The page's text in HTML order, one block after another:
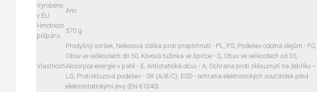
Vyrobeno
v EU
Ano
Hmotnost
půlpáru
570 g
Vlastnosti
Prodyšný svršek, Nekovová stélka proti propíchnutí - PL, PS, Podešev odolná olejům - FO,
Obuv ve velikostech do 50, Kovová tužinka ve špičce - S, Obuv ve velikostech od 35,
Absorpce energie v patě - E, Antistatická obuv - A, Ochrana proti sklouznutí na žebříku –
LG, Protiskluzová podešev - SR (A/B/C), ESD - ochrana elektronických součástek před
elektrostatickými jevy (EN 61340)